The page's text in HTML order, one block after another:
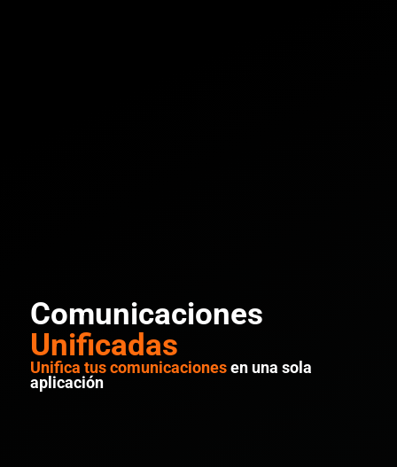
Comunicaciones
Unificadas
Unifica tus comunicaciones en una sola
aplicación